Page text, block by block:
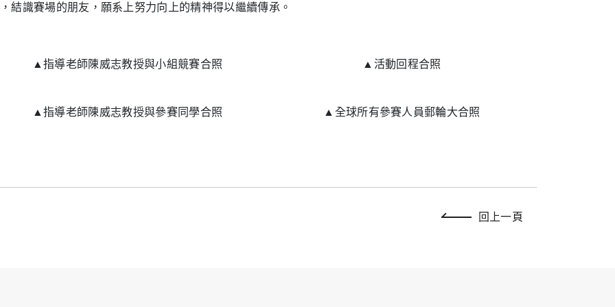
結識賽場的朋友，願系上努力向上的精神得以繼續傳承。
▲指導老師陳威志教授與小組競賽合照 ▲活動回程合照
▲指導老師陳威志教授與參賽同學合照 ▲全球所有參賽人員郵輪大合照
回上一頁